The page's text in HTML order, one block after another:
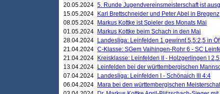
20.05.2024 5. Runde Jugendvereinsmeisterschaft ist
15.05.2024
Karl Brettschneider und Peter Abel in Bregenz
08.05.2024
Markus Kottke ist Spieler des Monats Mai
01.05.2024
Markus Kottke beim Schach in den Mai
28.04.2024
Landesliga: Leinfelden 1 gewinnt 5,5:2,5 in
21.04.2024 C-Klasse: SGem Vaihingen-Rohr 6 - SC
21.04.2024
Kreisklasse: Leinfelden II - Holzgerlingen I
13.04.2024
Leinfelden bei der württembergischen
07.04.2024
Landesliga: Leinfelden I - Schönaich III 4:4
06.04.2024
Mara bei den württembergischen